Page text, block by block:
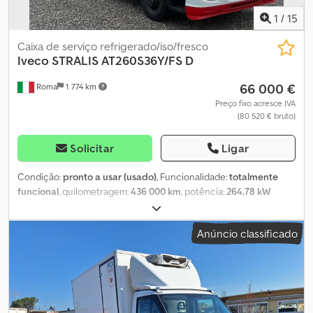
1 / 15
Roma 1 774 km
Caixa de serviço refrigerado/iso/fresco
Iveco STRALIS AT260S36Y/FS D
66 000 €
Preço fixo acresce IVA
(80 520 € bruto)
Solicitar Ligar
Condição: pronto a usar (usado), Funcionalidade:totalmente
funcional, quilometragem:436 000 km, potência:264,78 kW
05/2017
diesel, peso máximo de carga:138 000 kg, peso total:26 000 kg,
, configuração de eixo:6x4,
6 050 mm , combustível:
, cor:branco, cabina do condutor:
tipo de engrenagem: automático, classe de emissão: Euro 6
suspensão:
ar , comprimento do espaço de carga:9 250 mm,
largura do espaço de carga:2 450 mm, altura do espaço de
Anúncio classificado